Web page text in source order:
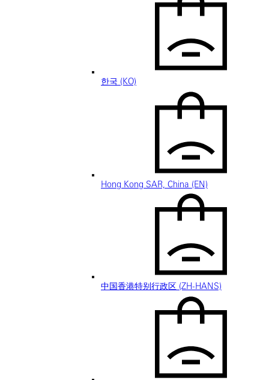
한국 (KO)
Hong Kong SAR, China (EN)
中国香港特别行政区 (ZH-HANS)